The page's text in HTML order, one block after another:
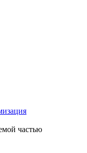
частью